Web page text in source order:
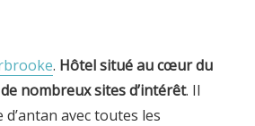
. Hôtel situé au cœur du
nombreux sites d’intérêt. Il
avec toutes les